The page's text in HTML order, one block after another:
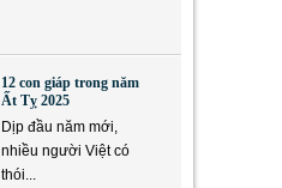
12 con giáp trong năm
Ất Tỵ 2025
Dịp đầu năm mới,
nhiều người Việt có
thói...